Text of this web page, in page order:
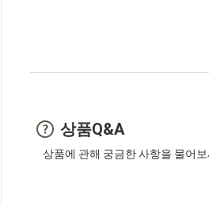
상품Q&A
상품에 관해 궁금한 사항을 물어보